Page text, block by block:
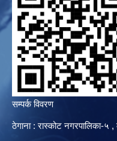
सम्पर्क विवरण
ठेगाना : रास्कोट नगरपालिका-५